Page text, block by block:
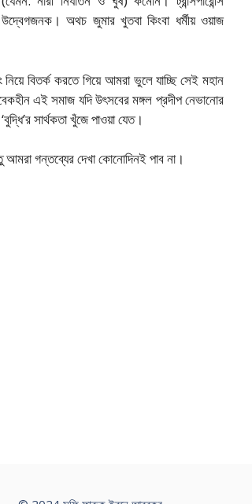
অথচ জুমার খুতবা কিংবা ধর্মীয় ওয়াজ
বিতর্ক করতে গিয়ে আমরা ভুলে যাচ্ছি সেই মহান
এই সমাজ যদি উৎসবের মঙ্গল প্রদীপ নেভানোর
সার্থকতা খুঁজে পাওয়া যেত।
গন্তব্যের দেখা কোনোদিনই পাব না।